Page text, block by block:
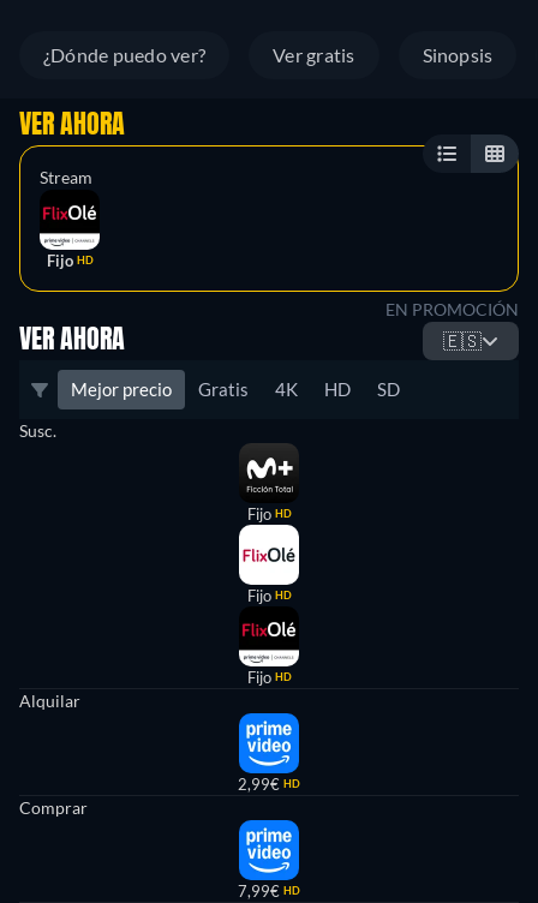
¿Dónde puedo ver? Ver gratis Sinopsis
VER AHORA
Stream
Fijo HD
EN PROMOCIÓN
VER AHORA 🇪🇸
Mejor precio Gratis 4K HD SD
Susc.
Fijo HD
Fijo HD
Fijo HD
Alquilar
2,99€ HD
Comprar
7,99€ HD